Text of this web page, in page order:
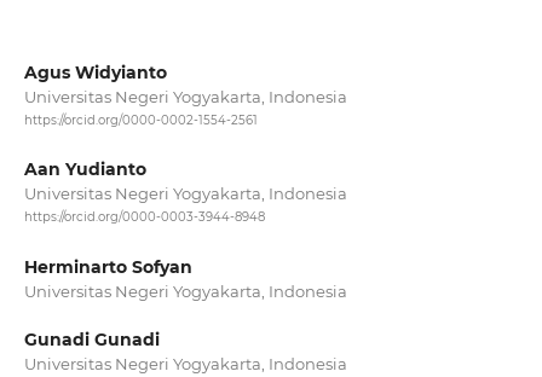
Agus Widyianto
Universitas Negeri Yogyakarta, Indonesia
https://orcid.org/0000-0002-1554-2561
Aan Yudianto
Universitas Negeri Yogyakarta, Indonesia
https://orcid.org/0000-0003-3944-8948
Herminarto Sofyan
Universitas Negeri Yogyakarta, Indonesia
Gunadi Gunadi
Universitas Negeri Yogyakarta, Indonesia